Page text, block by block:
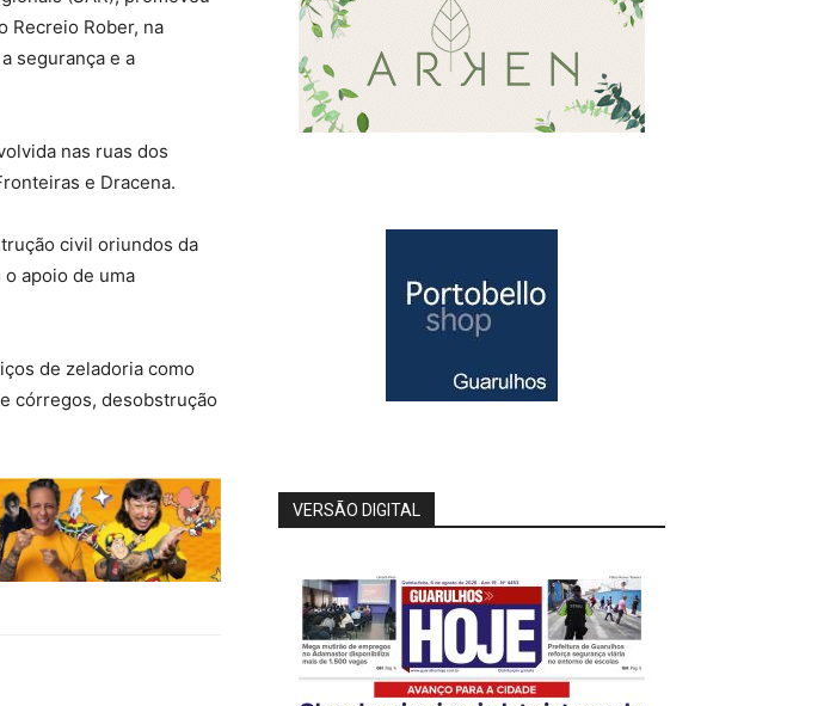
Recreio Rober, na
segurança e a
nas ruas dos
e Dracena.
civil oriundos da
apoio de uma
de zeladoria como
córregos, desobstrução
VERSÃO DIGITAL